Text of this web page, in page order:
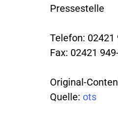
Pressestelle
Telefon: 02421
Fax: 02421
Original-
Quelle: ots